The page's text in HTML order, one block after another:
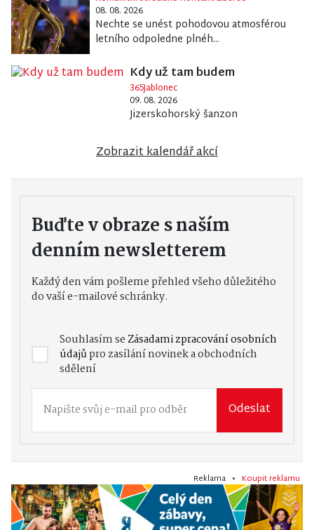
08. 08. 2026
Nechte se unést pohodovou atmosférou
letního odpoledne plnéh...
Kdy už tam budem
365Jablonec
09. 08. 2026
Jizerskohorský šanzon
Zobrazit kalendář akcí
Buďte v obraze s naším
denním newsletterem
Každý den vám pošleme přehled všeho důležitého
do vaší e-mailové schránky.
Souhlasím seZásadami zpracování osobních
údajůpro zasílání novinek a obchodních
sdělení
Odeslat
Reklama • Koupit reklamu